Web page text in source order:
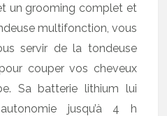
un grooming complet et
multifonction, vous
servir de la tondeuse
couper vos cheveux
Sa batterie lithium lui
jusqu’à 4 h